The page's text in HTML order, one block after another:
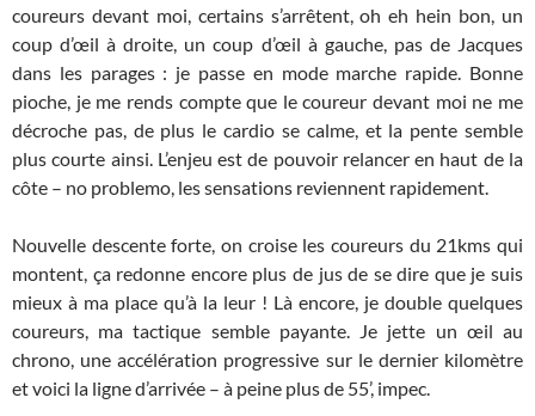
coureurs devant moi, certains s’arrêtent, oh eh hein bon, un
coup d’œil à droite, un coup d’œil à gauche, pas de Jacques
dans les parages : je passe en mode marche rapide. Bonne
pioche, je me rends compte que le coureur devant moi ne me
décroche pas, de plus le cardio se calme, et la pente semble
plus courte ainsi. L’enjeu est de pouvoir relancer en haut de la
côte – no problemo, les sensations reviennent rapidement.
Nouvelle descente forte, on croise les coureurs du 21kms qui
montent, ça redonne encore plus de jus de se dire que je suis
mieux à ma place qu’à la leur ! Là encore, je double quelques
coureurs, ma tactique semble payante. Je jette un œil au
chrono, une accélération progressive sur le dernier kilomètre
et voici la ligne d’arrivée – à peine plus de 55’, impec.